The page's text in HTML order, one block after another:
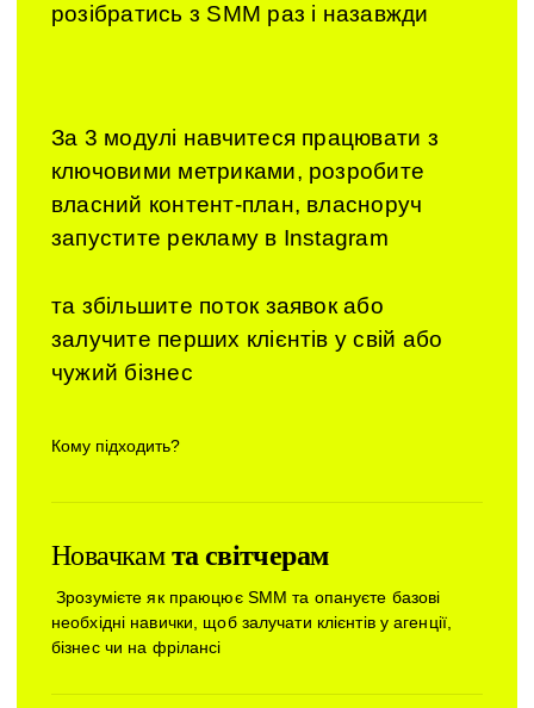
розібратись з SMM раз і назавжди
За 3 модулі навчитеся працювати з
ключовими метриками, розробите
власний контент-план, власноруч
запустите рекламу в Instagram
та збільшите поток заявок або
залучите перших клієнтів у свій або
чужий бізнес
Кому підходить?
Новачкамта світчерам
Зрозумієте як праюцює SMM та опануєте базові
необхідні навички, щоб залучати клієнтів у агенції,
бізнес чи на фрілансі